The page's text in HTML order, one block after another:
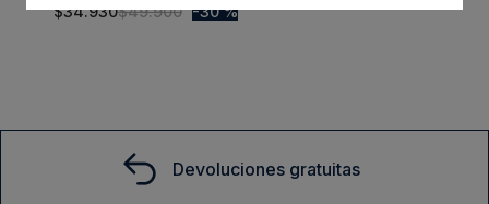
$34.930$49.900 30 %
Devoluciones gratuitas